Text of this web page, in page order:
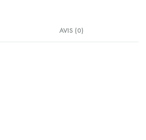
AVIS (0)